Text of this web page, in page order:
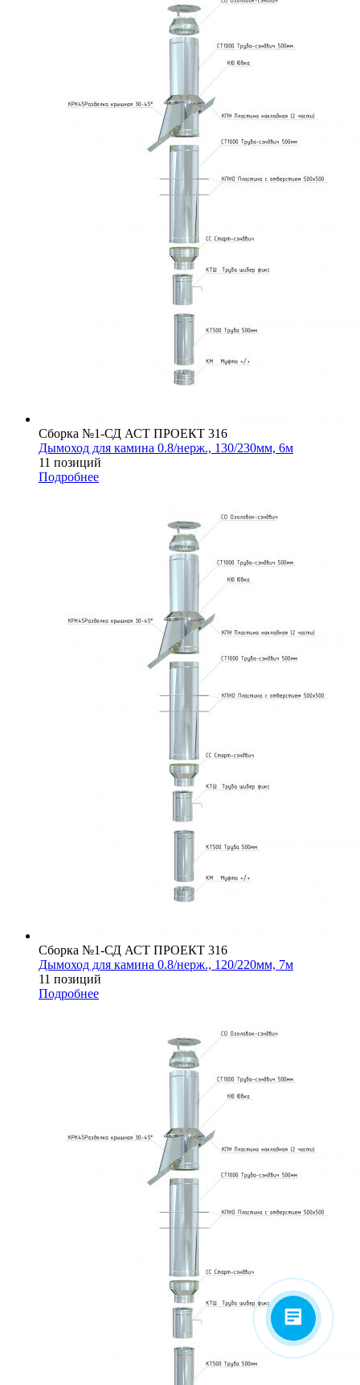
Сборка №1-СД АСТ ПРОЕКТ 316
Дымоход для камина 0.8/нерж., 130/230мм, 6м
11 позиций
Подробнее
Сборка №1-СД АСТ ПРОЕКТ 316
Дымоход для камина 0.8/нерж., 120/220мм, 7м
11 позиций
Подробнее